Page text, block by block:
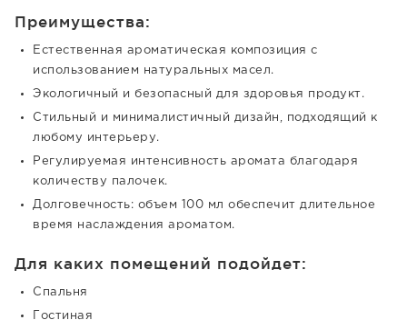
Преимущества:
Естественная ароматическая композиция с
использованием натуральных масел.
Экологичный и безопасный для здоровья продукт.
Стильный и минималистичный дизайн, подходящий к
любому интерьеру.
Регулируемая интенсивность аромата благодаря
количеству палочек.
Долговечность: объем 100 мл обеспечит длительное
время наслаждения ароматом.
Для каких помещений подойдет:
Спальня
Гостиная